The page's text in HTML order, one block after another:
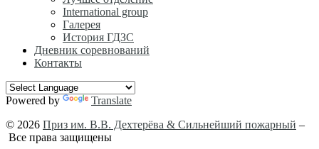
International group
Галерея
История ГДЗС
Дневник соревнований
Контакты
Powered by
Translate
© 2026 Приз им. В.В. Дехтерёва & Сильнейший пожарный –
Все права защищены